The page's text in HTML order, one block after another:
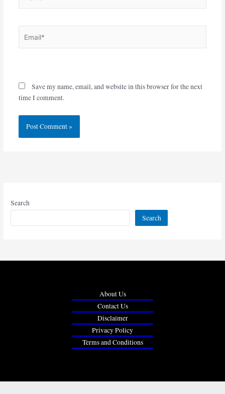
Save my name, email, and website in this browser for the next
time I comment.
Search
Search
About Us
Contact Us
Disclaimer
Privacy Policy
Terms and Conditions